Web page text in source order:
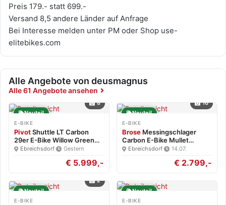
Preis 179.- statt 699.-
Versand 8,5 andere Länder auf Anfrage
Bei Interesse melden unter PM oder Shop use-
elitebikes.com
Alle Angebote von deusmagnus
Alle 61 Angebote ansehen
8
Neuteil
E-BIKE
PivotShuttle LT Carbon
29er E-Bike Willow Green…
Ebreichsdorf· Gestern
€ 5.999,-
16
Neuteil
E-BIKE
Brose Messingschlager
Carbon E-Bike Mullet
Brose…
Ebreichsdorf· 14.07.
€ 2.799,-
2
Neuteil
E-BIKE
Neuteil
E-BIKE